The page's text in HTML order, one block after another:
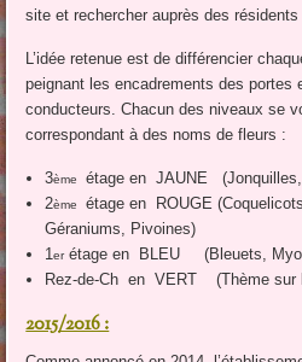
site et rechercher auprès des résidents
L’idée retenue est de différencier
peignant les encadrements des portes
conducteurs. Chacun des niveaux se
correspondant à des noms de fleurs :
3ème
étage en JAUNE
2ème
étage en ROUGE
Géraniums, Pivoines)
1erétage en BLEU (Bleuets,
Rez-de-Ch en VERT (Thème sur
2015/2016 :